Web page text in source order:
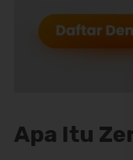
Apa Itu